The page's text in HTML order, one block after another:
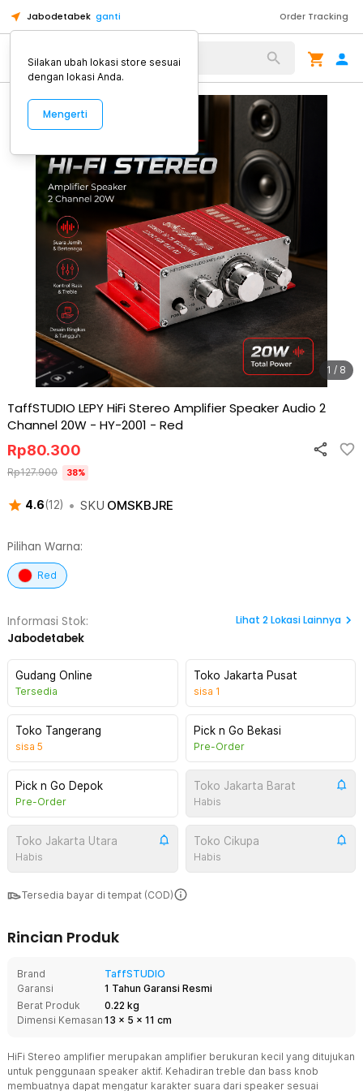
Jabodetabek ganti Order Tracking
Alat Kopi
1 / 8
TaffSTUDIO LEPY HiFi Stereo Amplifier Speaker Audio 2
Channel 20W - HY-2001 - Red
4.6(12) • SKU OMSKBJRE
Rp80.300
Rp127.900 38%
Pilihan Warna:
Red
Informasi Stok:
Jabodetabek
Lihat 2Lokasi Lainnya
Gudang Online
Tersedia
Toko Jakarta Pusat
sisa 1
Toko Tangerang
sisa 5
Pick n Go Bekasi
Pre-Order
Pick n Go Depok
Pre-Order
Toko Jakarta Barat
Habis
Toko Jakarta Utara
Habis
Toko Cikupa
Habis
Tersedia bayar di tempat (COD)
Rincian Produk
Brand
TaffSTUDIO
Garansi
1 Tahun Garansi Resmi
Berat Produk
0.22 kg
Dimensi Kemasan 13 x 5 x 11 cm
HiFi Stereo amplifier merupakan amplifier berukuran kecil yang ditujukan
untuk penggunaan speaker aktif. Kehadiran treble dan bass knob
membuatnya dapat mengatur karakter suara dari speaker sesuai
Silakan ubah lokasi store sesuai
dengan lokasi Anda.
Mengerti